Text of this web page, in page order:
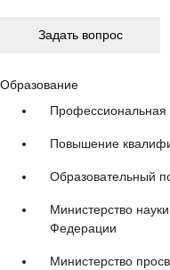
Образование
Профессиональная
Повышение
Образовательный
Министерство
Федерации
Министерство